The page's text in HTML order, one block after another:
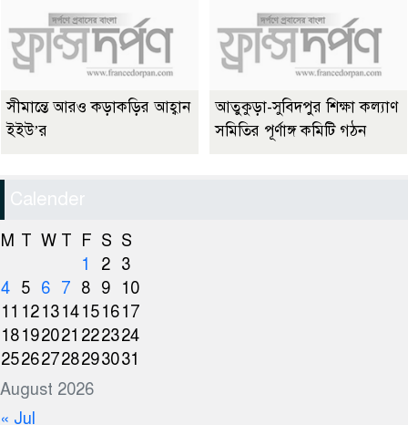
সীমান্তে আরও কড়াকড়ির আহ্বান
ইইউ’র
আতুকুড়া-সুবিদপুর শিক্ষা কল্যাণ
সমিতির পূর্ণাঙ্গ কমিটি গঠন
Calender
August 2026
M T W T F S S
1
2 3
4 5 6 7 8 9
10
11 121314151617
18192021 222324
25262728293031
« Jul